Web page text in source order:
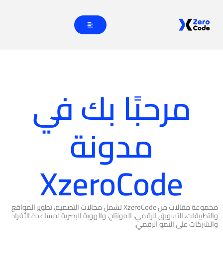
المحتوى
مرحبًا بك في
مدونة
XzeroCode
مجموعة مقالات من XzeroCode تشمل مجالات التصميم، تطوير المواقع
والتطبيقات، التسويق الرقمي، المونتاج، والهوية البصرية لمساعدة الأفراد
والشركات على النمو الرقمي.